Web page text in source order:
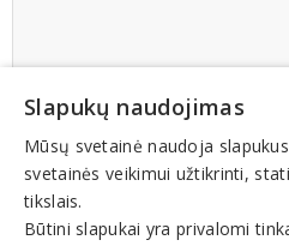
Slapukų naudojimas
Mūsų svetainė naudoja
svetainės veikimui užtikrinti,
tikslais.
Būtini slapukai yra privalomi